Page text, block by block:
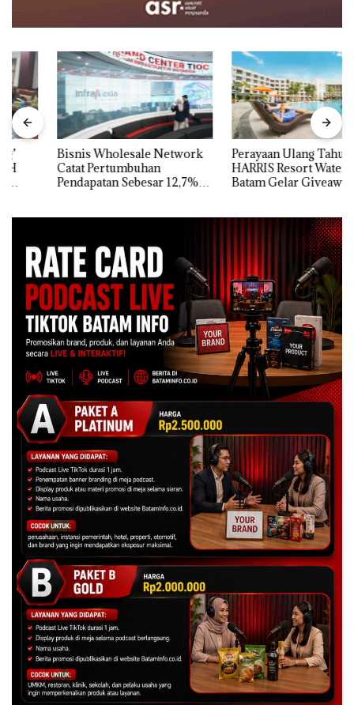
Bisnis Wholesale Network
Catat Pertumbuhan
Pendapatan Sebesar 12,7%
Perayaan Ulang Tahun ke-24
HARRIS Resort Waterfront
Batam Gelar Giveaway